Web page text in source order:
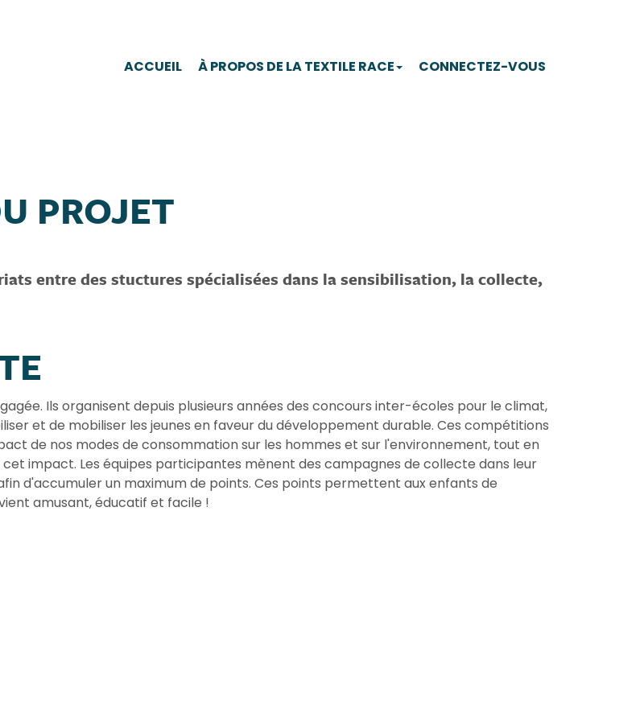
ACCUEIL À PROPOS DE LA TEXTILE RACE CONNECTEZ-VOUS
PROJET
entre des stuctures spécialisées dans la sensibilisation, la collecte,
Ils organisent depuis plusieurs années des concours inter-écoles pour le climat,
et de mobiliser les jeunes en faveur du développement durable. Ces compétitions
de nos modes de consommation sur les hommes et sur l'environnement, tout en
impact. Les équipes participantes mènent des campagnes de collecte dans leur
d'accumuler un maximum de points. Ces points permettent aux enfants de
amusant, éducatif et facile !